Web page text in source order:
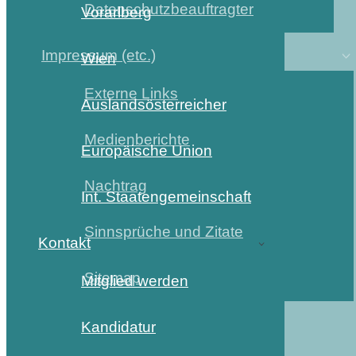
Datenschutzbeauftragter
Impressum (etc.)
Externe Links
Medienberichte
Nachtrag
Sinnsprüche und Zitate
Sitemap
Vorarlberg
Wien
Auslandsösterreicher
Europäische Union
Int. Staatengemeinschaft
Kontakt
Mitglied werden
Kandidatur